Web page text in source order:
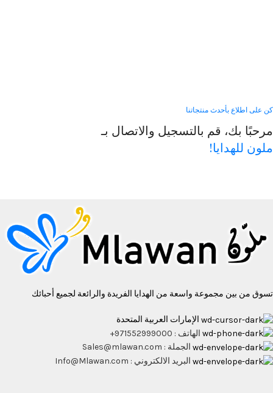
كن على اطلاع بأحدث منتجاتنا
مرحبًا بك، قم بالتسجيل والاتصال بـ
ملون للهدايا!
تسوق من بين مجموعة واسعة من الهدايا الفريدة والرائعة لجميع أحبائك
الإمارات العربية المتحدة
الهاتف : 971552999000+
الجملة : Sales@mlawan.com
البريد الالكتروني : Info@Mlawan.com